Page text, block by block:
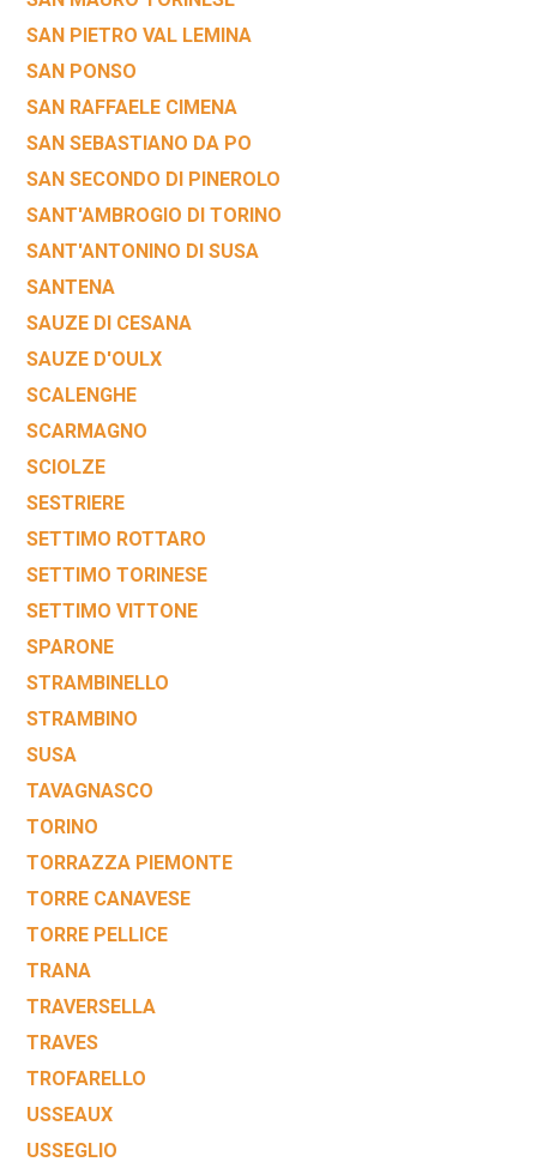
SAN PIETRO VAL LEMINA
SAN PONSO
SAN RAFFAELE CIMENA
SAN SEBASTIANO DA PO
SAN SECONDO DI PINEROLO
SANT'AMBROGIO DI TORINO
SANT'ANTONINO DI SUSA
SANTENA
SAUZE DI CESANA
SAUZE D'OULX
SCALENGHE
SCARMAGNO
SCIOLZE
SESTRIERE
SETTIMO ROTTARO
SETTIMO TORINESE
SETTIMO VITTONE
SPARONE
STRAMBINELLO
STRAMBINO
SUSA
TAVAGNASCO
TORINO
TORRAZZA PIEMONTE
TORRE CANAVESE
TORRE PELLICE
TRANA
TRAVERSELLA
TRAVES
TROFARELLO
USSEAUX
USSEGLIO